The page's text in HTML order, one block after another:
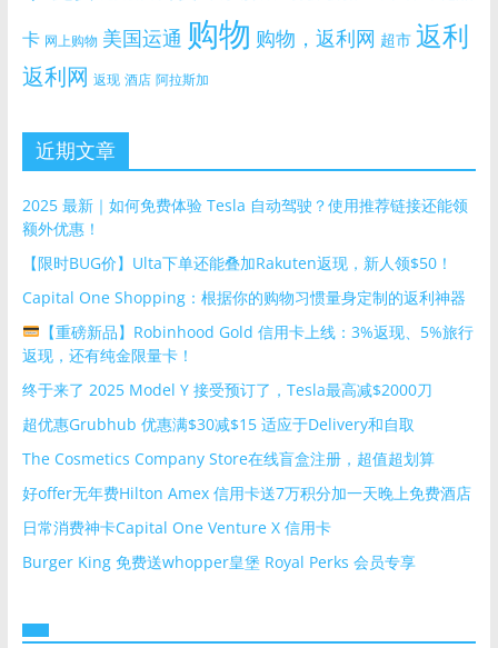
卡 网上购物 美国运通 购物 购物，返利网 超市 返利
返利网 返现 酒店 阿拉斯加
近期文章
2025 最新｜如何免费体验 Tesla 自动驾驶？使用推荐链接还能领
额外优惠！
【限时BUG价】Ulta下单还能叠加Rakuten返现，新人领$50！
Capital One Shopping：根据你的购物习惯量身定制的返利神器
【重磅新品】Robinhood Gold 信用卡上线：3%返现、5%旅行
返现，还有纯金限量卡！
终于来了 2025 Model Y 接受预订了，Tesla最高减$2000刀
超优惠Grubhub 优惠满$30减$15 适应于Delivery和自取
The Cosmetics Company Store在线盲盒注册，超值超划算
好offer无年费Hilton Amex 信用卡送7万积分加一天晚上免费酒店
日常消费神卡Capital One Venture X 信用卡
Burger King 免费送whopper皇堡 Royal Perks 会员专享